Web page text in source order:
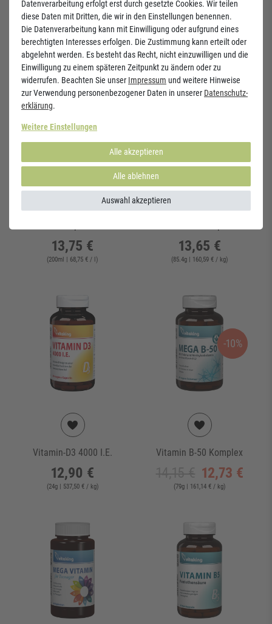
14,85 €
(200ml| 74,25 € / l
14,20 €
(30.5g | 458,06 € / kg)
13,75 €
(200ml | 68,75 € / l)
13,65 €
(85.4g| 160,59 € / kg)
Vitamin-D3 4000 I.E.
12,90 €
(24g| 537,50 € / kg)
-10%
Vitamin B-50 Komplex
12,73 €
(79g| 161,14 € / kg)
Datenverarbeitung erfolgt erst durch gesetzte Cookies. Wir teilen
diese Daten mit Dritten, die wir in den Einstellungen benennen.
Die Datenverarbeitung kann mit Einwilligung oder aufgrund eines
berechtigten Interesses erfolgen. Die Zustimmung kann erteilt oder
abgelehnt werden. Es besteht das Recht, nicht einzuwilligen und die
Einwilligung zu einem späteren Zeitpunkt zu ändern oder zu
widerrufen. Beachten Sie unser Impressum und weitere Hinweise
zur Verwendung personenbezogener Daten in unserer Daten­schutz­
erklärung.
Weitere Einstellungen
Alle akzeptieren
Alle ablehnen
Auswahl akzeptieren